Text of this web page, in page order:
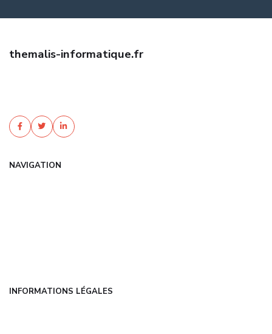
themalis-informatique.fr
NAVIGATION
INFORMATIONS LÉGALES